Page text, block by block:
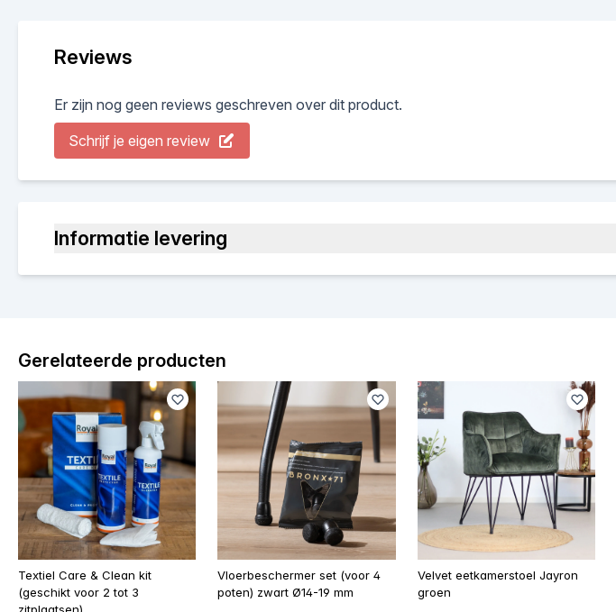
Reviews
Er zijn nog geen reviews geschreven over dit product.
Schrijf je eigen review
Informatie levering
Gerelateerde producten
Textiel Care & Clean kit
(geschikt voor 2 tot 3
zitplaatsen)
Vloerbeschermer set (voor 4
poten) zwart Ø14-19 mm
Velvet eetkamerstoel Jayron
groen